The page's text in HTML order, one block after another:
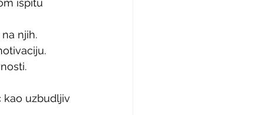
ispitu
njih.
kao uzbudljiv